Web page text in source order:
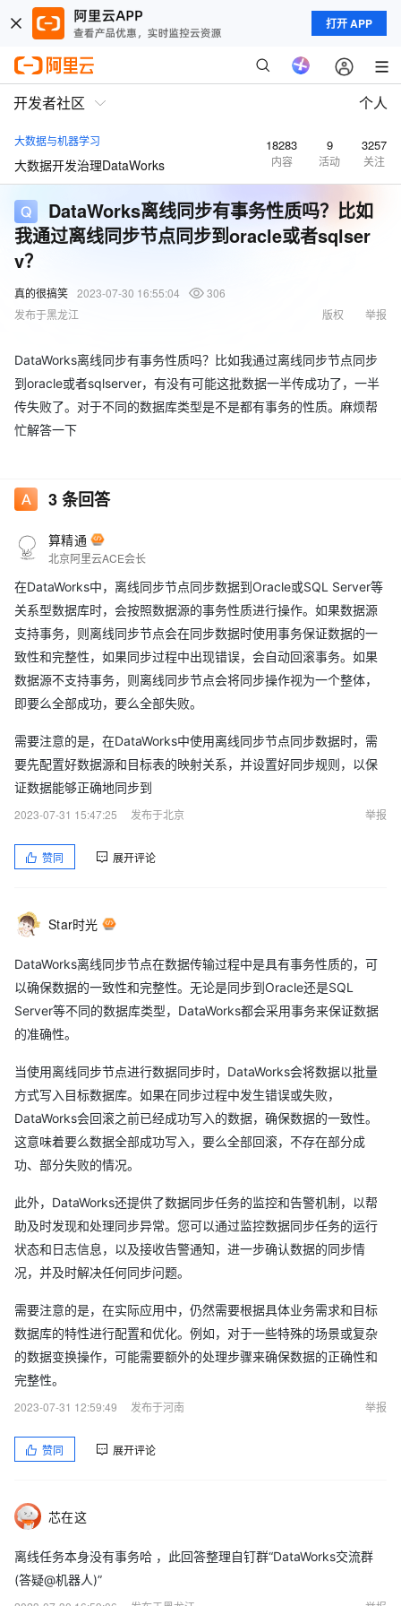
打开 APP
开发者社区 个人
大数据与机器学习
大数据开发治理DataWorks
18283
内容
9
活动
3257
关注
DataWorks离线同步有事务性质吗？比如
我通过离线同步节点同步到oracle或者sqlser
v？
真的很搞笑 2023-07-30 16:55:04
306
发布于黑龙江
举报
版权
DataWorks离线同步有事务性质吗？比如我通过离线同步节点同步
到oracle或者sqlserver，有没有可能这批数据一半传成功了，一半
传失败了。对于不同的数据库类型是不是都有事务的性质。麻烦帮
忙解答一下
3条回答
算精通
北京阿里云ACE会长
在DataWorks中，离线同步节点同步数据到Oracle或SQL Server等
关系型数据库时，会按照数据源的事务性质进行操作。如果数据源
支持事务，则离线同步节点会在同步数据时使用事务保证数据的一
致性和完整性，如果同步过程中出现错误，会自动回滚事务。如果
数据源不支持事务，则离线同步节点会将同步操作视为一个整体，
即要么全部成功，要么全部失败。
需要注意的是，在DataWorks中使用离线同步节点同步数据时，需
要先配置好数据源和目标表的映射关系，并设置好同步规则，以保
证数据能够正确地同步到
2023-07-31 15:47:25
发布于北京 举报
赞同 展开评论
Star时光
DataWorks离线同步节点在数据传输过程中是具有事务性质的，可
以确保数据的一致性和完整性。无论是同步到Oracle还是SQL
Server等不同的数据库类型，DataWorks都会采用事务来保证数据
的准确性。
当使用离线同步节点进行数据同步时，DataWorks会将数据以批量
方式写入目标数据库。如果在同步过程中发生错误或失败，
DataWorks会回滚之前已经成功写入的数据，确保数据的一致性。
这意味着要么数据全部成功写入，要么全部回滚，不存在部分成
功、部分失败的情况。
此外，DataWorks还提供了数据同步任务的监控和告警机制，以帮
助及时发现和处理同步异常。您可以通过监控数据同步任务的运行
状态和日志信息，以及接收告警通知，进一步确认数据的同步情
况，并及时解决任何同步问题。
需要注意的是，在实际应用中，仍然需要根据具体业务需求和目标
数据库的特性进行配置和优化。例如，对于一些特殊的场景或复杂
的数据变换操作，可能需要额外的处理步骤来确保数据的正确性和
完整性。
2023-07-31 12:59:49
发布于河南 举报
赞同 展开评论
芯在这
离线任务本身没有事务哈 ，此回答整理自钉群“DataWorks交流群
(答疑@机器人)”